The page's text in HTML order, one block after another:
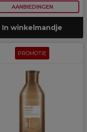
AANBIEDINGEN
In winkelmandje
PROMOTIE